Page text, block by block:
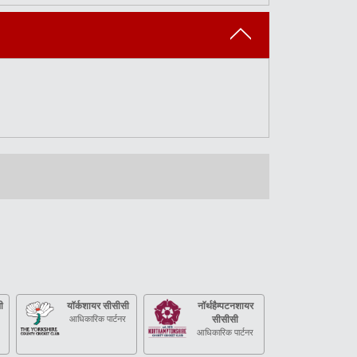
और सहायता के लिए, आप हमारे 24/7 लाइव चैट
यॉर्कशायर सीसीसी
आधिकारिक पार्टनर
नॉर्थहैम्पटनशायर
सीसीसी
आधिकारिक पार्टनर